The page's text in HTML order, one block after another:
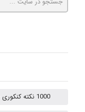
1000 نکته کنکوری + خلاصه جزوات ارشد بهداشت حرفه ای